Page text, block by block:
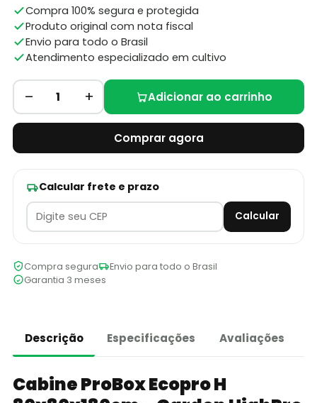
Compra 100% segura e protegida
Produto original com nota fiscal
Envio para todo o Brasil
Atendimento especializado em cultivo
– 1 + Adicionar ao carrinho
Comprar agora
Calcular frete e prazo
Calcular
Compra segura
Envio para todo o Brasil
Garantia 3 meses
Descrição Especificações Avaliações
Cabine ProBox Ecopro H